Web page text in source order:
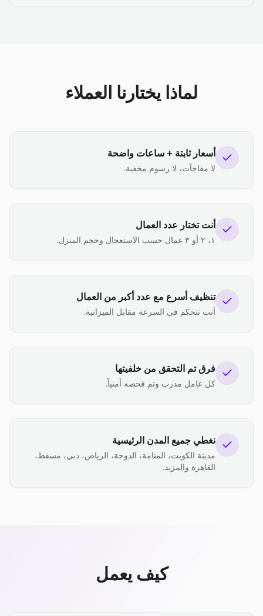
لماذا يختارنا العملاء
أسعار ثابتة + ساعات واضحة
لا مفاجآت، لا رسوم مخفية.
أنت تختار عدد العمال
١، ٢ أو ٣ عمال حسب الاستعجال وحجم المنزل.
تنظيف أسرع مع عدد أكبر من العمال
أنت تتحكم في السرعة مقابل الميزانية.
فرق تم التحقق من خلفيتها
كل عامل مدرب وتم فحصه أمنياً.
نغطي جميع المدن الرئيسية
مدينة الكويت، المنامة، الدوحة، الرياض، دبي، مسقط،
القاهرة والمزيد.
كيف يعمل